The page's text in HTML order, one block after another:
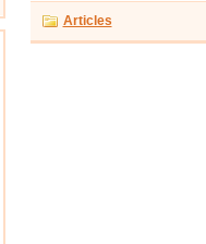
Articles